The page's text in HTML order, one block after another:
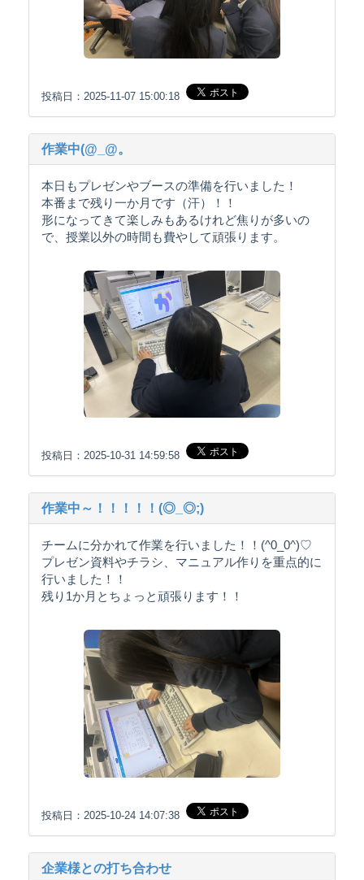
投稿日：2025-11-07 15:00:18
作業中(@_@。
本日もプレゼンやブースの準備を行いました！
本番まで残り一か月です（汗）！！
形になってきて楽しみもあるけれど焦りが多いの
で、授業以外の時間も費やして頑張ります。
投稿日：2025-10-31 14:59:58
作業中～！！！！！(◎_◎;)
チームに分かれて作業を行いました！！(^0_0^)♡
プレゼン資料やチラシ、マニュアル作りを重点的に
行いました！！
残り1か月とちょっと頑張ります！！
投稿日：2025-10-24 14:07:38
企業様との打ち合わせ